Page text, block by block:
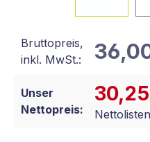
Bruttopreis,
inkl. MwSt.:
Unser
Nettopreis: